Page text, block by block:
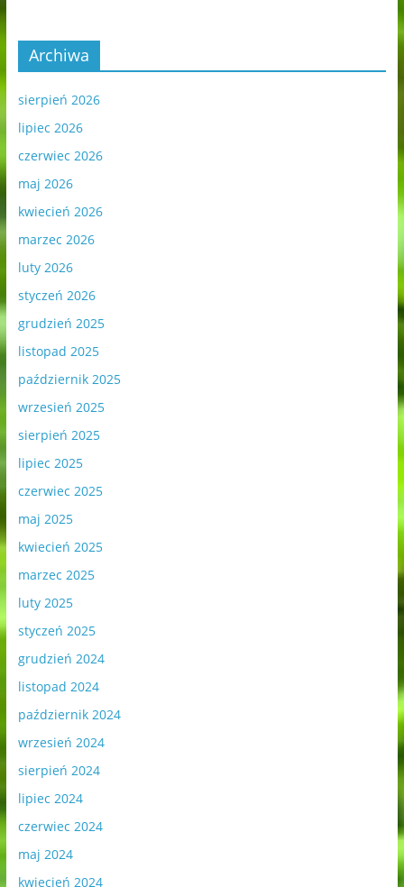
Archiwa
sierpień 2026
lipiec 2026
czerwiec 2026
maj 2026
kwiecień 2026
marzec 2026
luty 2026
styczeń 2026
grudzień 2025
listopad 2025
październik 2025
wrzesień 2025
sierpień 2025
lipiec 2025
czerwiec 2025
maj 2025
kwiecień 2025
marzec 2025
luty 2025
styczeń 2025
grudzień 2024
listopad 2024
październik 2024
wrzesień 2024
sierpień 2024
lipiec 2024
czerwiec 2024
maj 2024
kwiecień 2024